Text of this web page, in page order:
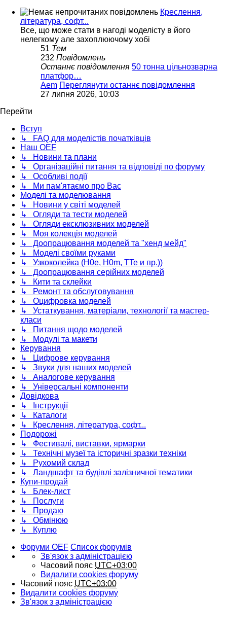
Креслення,
література, софт...
Все, що може стати в нагоді моделісту в його
нелегкому але захоплюючому хобі
51 Тем
232 Повідомлень
Останнє повідомлення 50 тонна цільнозварна
платфор…
Aem Переглянути останнє повідомлення
27 липня 2026, 10:03
Перейти
Вступ
↳ FAQ для моделістів початківців
Наш OEF
↳ Новини та плани
↳ Організаційні питання та відповіді по форуму
↳ Особливі події
↳ Ми пам'ятаємо про Вас
Моделі та моделювання
↳ Новини у світі моделей
↳ Огляди та тести моделей
↳ Огляди ексклюзивних моделей
↳ Моя колекція моделей
↳ Доопрацювання моделей та "хенд мейд"
↳ Моделі своїми руками
↳ Узкоколейка (H0e, H0m, TTe и пр.))
↳ Доопрацювання серійних моделей
↳ Кити та склейки
↳ Ремонт та обслуговування
↳ Оцифровка моделей
↳ Устаткування, матеріали, технології та мастер-
класи
↳ Питання щодо моделей
↳ Модулі та макети
Керування
↳ Цифрове керування
↳ Звуки для наших моделей
↳ Аналогове керування
↳ Універсальні компоненти
Довідкова
↳ Інструкції
↳ Каталоги
↳ Креслення, література, софт...
Подорожі
↳ Фестивалі, виставки, ярмарки
↳ Технічні музеї та історичні зразки техніки
↳ Рухомий склад
↳ Ландшафт та будівлі залізничної тематики
Купи-продай
↳ Блек-лист
↳ Послуги
↳ Продаю
↳ Обмінюю
↳ Куплю
Форуми OEF Список форумів
Зв'язок з адміністрацією
Часовий пояс UTC+03:00
Видалити cookies форуму
Часовий пояс UTC+03:00
Видалити cookies форуму
Зв'язок з адміністрацією